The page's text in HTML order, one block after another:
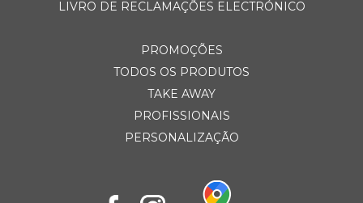
LIVRO DE RECLAMAÇÕES ELECTRÓNICO
PROMOÇÕES
TODOS OS PRODUTOS
TAKE AWAY
PROFISSIONAIS
PERSONALIZAÇÃO